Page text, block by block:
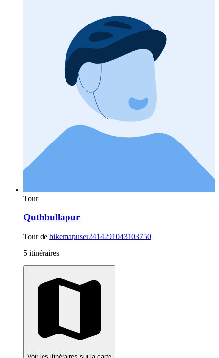
Tour
Quthbullapur
Tour de bikemapuser2414291043103750
5 itinéraires
Voir les itinéraires sur la carte